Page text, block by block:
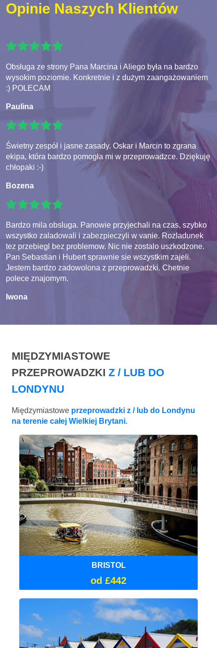
Opinie Naszych Klientów
Obsługa ze strony Pana Marcina i Aliego była na bardzo
wysokim poziomie. Konkretnie i z dużym zaangażowaniem
:) POLECAM
Paulina
Świetny zespół i jasne zasady. Oskar i Marcin to zgrana
ekipa, która bardzo pomogła mi w przeprowadzce. Dziękuję
chłopaki :-)
Bozena
Bardzo mila obsluga. Panowie przyjechali na czas, szybko
wszystko zaladowali i zabezpieczyli w vanie. Rozladunek
tez przebiegl bez problemow. Nic nie zostalo uszkodzone.
Pan Sebastian i Hubert sprawnie sie wszystkim zajeli.
Jestem bardzo zadowolona z przeprowadzki. Chetnie
polece znajomym.
Iwona
MIĘDZYMIASTOWE
PRZEPROWADZKI Z / LUB DO
LONDYNU
Międzymiastowe przeprowadzki z / lub do Londynu
na terenie całej Wielkiej Brytani.
BRISTOL
od £442